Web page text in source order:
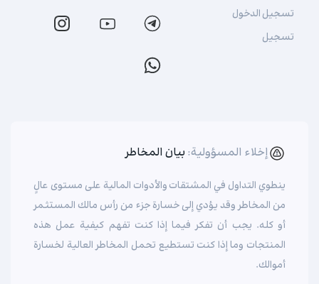
تسجيل الدخول
تسجيل
إخلاء المسؤولية: بيان المخاطر
ينطوي التداول في المشتقات والأدوات المالية على مستوى عالٍ
من المخاطر وقد يؤدي إلى خسارة جزء من رأس مالك المستثمر
أو كله. يجب أن تفكر فيما إذا كنت تفهم كيفية عمل هذه
المنتجات وما إذا كنت تستطيع تحمل المخاطر العالية لخسارة
أموالك.